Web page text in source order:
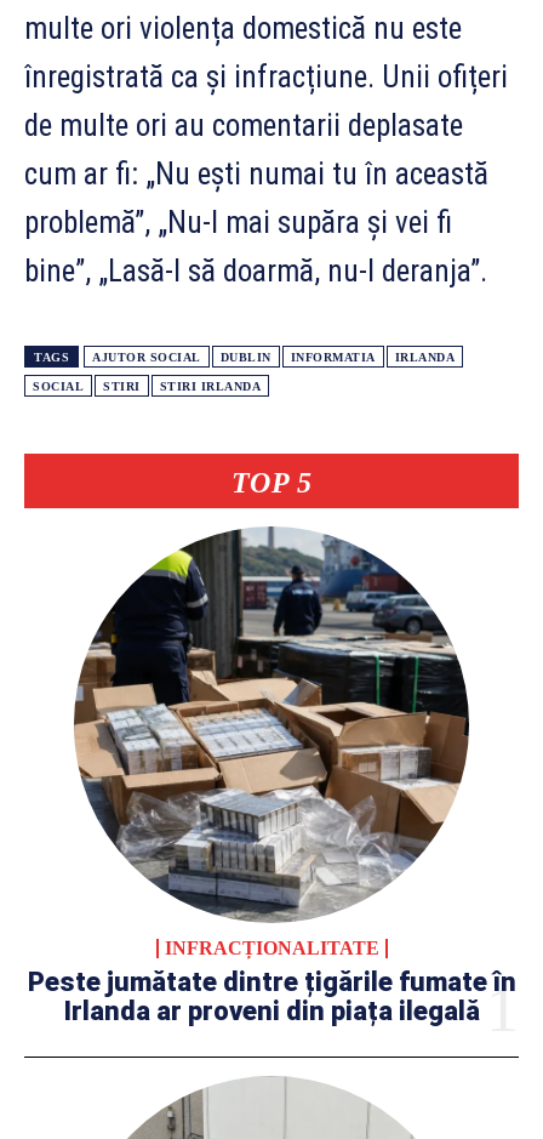
TOP 5
INFRACȚIONALITATE
Peste jumătate dintre țigările fumate în
Irlanda ar proveni din piața ilegală
multe ori violența domestică nu este
înregistrată ca și infracțiune. Unii ofițeri
de multe ori au comentarii deplasate
cum ar fi: „Nu ești numai tu în această
problemă”, „Nu-l mai supăra și vei fi
bine”, „Lasă-l să doarmă, nu-l deranja”.
TAGS AJUTOR SOCIAL DUBLIN INFORMATIA IRLANDA
SOCIAL STIRI STIRI IRLANDA